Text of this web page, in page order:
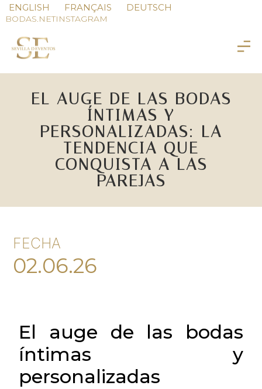
ENGLISH FRANÇAIS DEUTSCH
BODAS.NETINSTAGRAM
EL AUGE DE LAS BODAS
ÍNTIMAS Y
PERSONALIZADAS: LA
TENDENCIA QUE
CONQUISTA A LAS
PAREJAS
FECHA
02.06.26
El auge de las bodas
íntimas y
personalizadas